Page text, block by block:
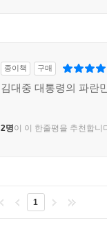
종이책 구매
김대중 대통령의 파란
2명이 이 한줄평을 추천합니
1